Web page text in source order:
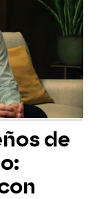
de